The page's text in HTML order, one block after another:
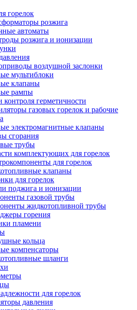
горелок
розжига
автоматы
розжига и ионизации
воздушной заслонки
мультиблоки
клапаны
рампы
контроля герметичности
газовых горелок и рабочие
электромагнитные клапаны
сгорания
трубы
комплектующих для горелок
для горелок
клапаны
для горелок
поджига и ионизации
газовой трубы
жидкотопливной трубы
горения
пламени
кольца
компенсаторы
шланги
для горелок
давления